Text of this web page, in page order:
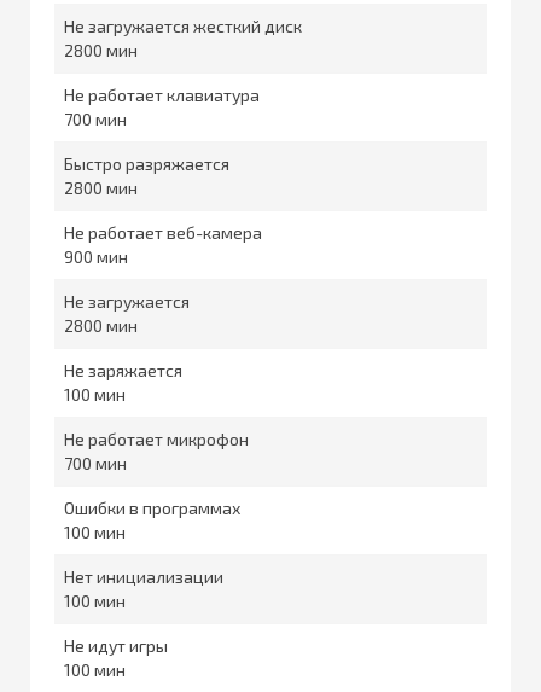
Не загружается жесткий диск
2800
Не работает клавиатура
700
Быстро разряжается
2800
Не работает веб-камера
900
Не загружается
2800
Не заряжается
100
Не работает микрофон
700
Ошибки в программах
100
Нет инициализации
100
Не идут игры
100